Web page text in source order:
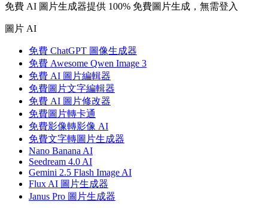
免費 AI 圖片生成器提供 100% 免費圖片生成，無需登入
圖片 AI
免費 ChatGPT 圖像生成器
免費 Awesome Qwen Image 3
免費 AI 圖片編輯器
免費圖片文字編輯器
免費 AI 圖片修改器
免費圖片轉卡通
免費影像轉影像 AI
免費文字轉圖片生成器
Nano Banana AI
Seedream 4.0 AI
Gemini 2.5 Flash Image AI
Flux AI 圖片生成器
Janus Pro 圖片生成器